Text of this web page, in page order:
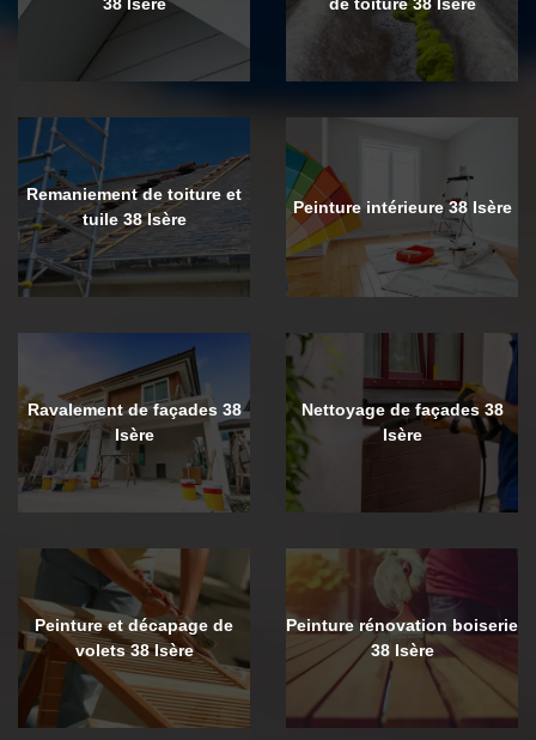
Remaniement de toiture et
tuile 38 Isère
Peinture intérieure 38 Isère
Ravalement de façades 38
Isère
Nettoyage de façades 38
Isère
Peinture et décapage de
volets 38 Isère
Peinture rénovation boiserie
38 Isère